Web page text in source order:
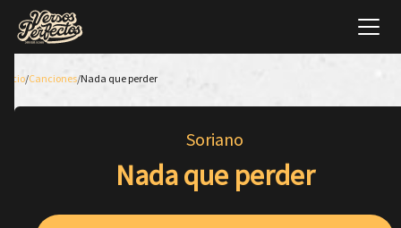
Inicio/Canciones/Nada que perder
Soriano
Nada que perder